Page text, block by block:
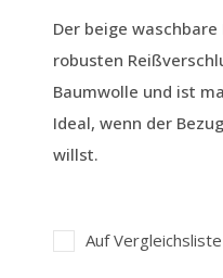
Der beige
robusten
Baumwolle und ist
Ideal, wenn der
willst.
Auf